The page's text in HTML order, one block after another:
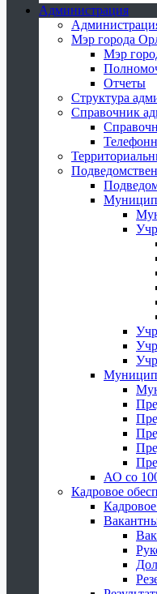
Администрация
Мэр города
Мэр
Отчеты
Структура
Справочник
АО со
Кадровое